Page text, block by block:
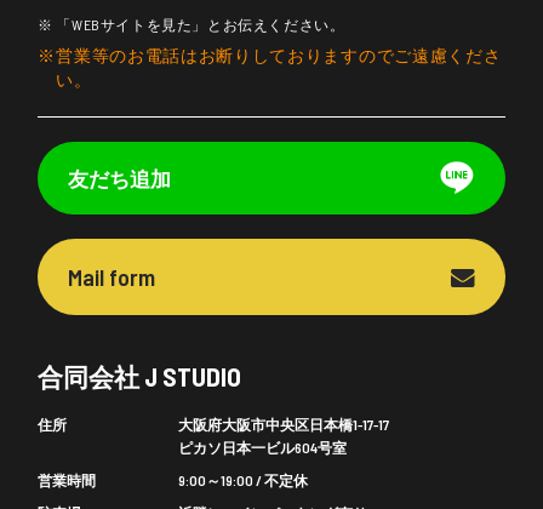
「WEBサイトを見た」とお伝えください。
営業等のお電話はお断りしておりますのでご遠慮くださ
い。
友だち追加
Mail form
合同会社 J STUDIO
住所
大阪府大阪市中央区日本橋1-17-17
ピカソ日本一ビル604号室
営業時間
9:00～19:00 / 不定休